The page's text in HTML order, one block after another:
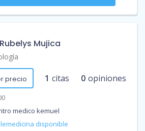
Mujica
precio 1 citas 0 opiniones
medico kemuel
disponible